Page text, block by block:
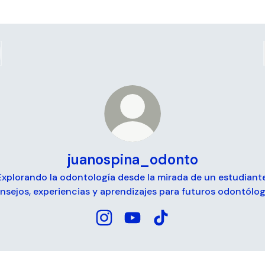
juanospina_odonto
la odontología desde la mirada de un
experiencias y aprendizajes para futuros